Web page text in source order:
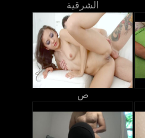
الشرقية
ص